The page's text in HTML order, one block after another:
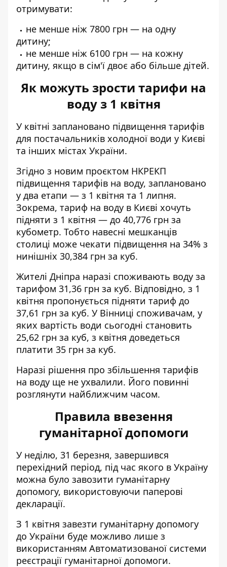
отримувати:
не менше ніж 7800 грн — на одну
дитину;
не менше ніж 6100 грн — на кожну
дитину, якщо в сім'ї двоє або більше дітей.
Як можуть зрости тарифи на
воду з 1 квітня
У квітні заплановано підвищення тарифів
для постачальників холодної води у Києві
та інших містах України.
Згідно з новим проєктом НКРЕКП
підвищення тарифів на воду, заплановано
у два етапи — з 1 квітня та 1 липня.
Зокрема, тариф на воду в Києві хочуть
підняти з 1 квітня — до 40,776 грн за
кубометр. Тобто навесні мешканців
столиці може чекати підвищення на 34% з
нинішніх 30,384 грн за куб.
Жителі Дніпра наразі споживають воду за
тарифом 31,36 грн за куб. Відповідно, з 1
квітня пропонується підняти тариф до
37,61 грн за куб. У Вінниці споживачам, у
яких вартість води сьогодні становить
25,62 грн за куб, з квітня доведеться
платити 35 грн за куб.
Наразі рішення про збільшення тарифів
на воду ще не ухвалили. Його повинні
розглянути найближчим часом.
Правила ввезення
гуманітарної допомоги
У неділю, 31 березня, завершився
перехідний період, під час якого в Україну
можна було завозити гуманітарну
допомогу, використовуючи паперові
декларації.
З 1 квітня завезти гуманітарну допомогу
до України буде можливо лише з
використанням Автоматизованої системи
реєстрації гуманітарної допомоги.